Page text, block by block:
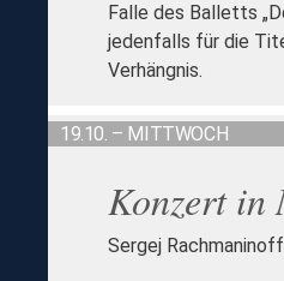
Falle des Balletts
jedenfalls für die
Verhängnis.
19.10. – MITTWOCH
Konzert in
Sergej